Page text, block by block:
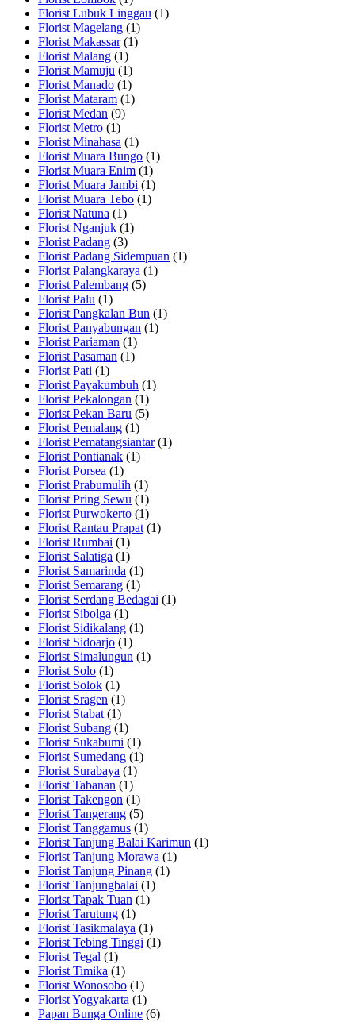
Florist Lubuk Linggau (1)
Florist Magelang (1)
Florist Makassar(1)
Florist Malang (1)
Florist Mamuju (1)
Florist Manado (1)
Florist Mataram (1)
Florist Medan (9)
Florist Metro (1)
Florist Minahasa (1)
Florist Muara Bungo (1)
Florist Muara Enim (1)
Florist Muara Jambi (1)
Florist Muara Tebo (1)
Florist Natuna (1)
Florist Nganjuk (1)
Florist Padang (3)
Florist Padang Sidempuan (1)
Florist Palangkaraya (1)
Florist Palembang (5)
Florist Palu (1)
Florist Pangkalan Bun (1)
Florist Panyabungan (1)
Florist Pariaman (1)
Florist Pasaman (1)
Florist Pati (1)
Florist Payakumbuh (1)
Florist Pekalongan (1)
Florist Pekan Baru (5)
Florist Pemalang (1)
Florist Pematangsiantar(1)
Florist Pontianak (1)
Florist Porsea (1)
Florist Prabumulih (1)
Florist Pring Sewu (1)
Florist Purwokerto (1)
Florist Rantau Prapat (1)
Florist Rumbai (1)
Florist Salatiga (1)
Florist Samarinda (1)
Florist Semarang (1)
Florist Serdang Bedagai (1)
Florist Sibolga (1)
Florist Sidikalang (1)
Florist Sidoarjo (1)
Florist Simalungun (1)
Florist Solo (1)
Florist Solok (1)
Florist Sragen (1)
Florist Stabat (1)
Florist Subang (1)
Florist Sukabumi (1)
Florist Sumedang (1)
Florist Surabaya (1)
Florist Tabanan (1)
Florist Takengon (1)
Florist Tangerang (5)
Florist Tanggamus (1)
Florist Tanjung Balai Karimun (1)
Florist Tanjung Morawa (1)
Florist Tanjung Pinang (1)
Florist Tanjungbalai (1)
Florist Tapak Tuan (1)
Florist Tarutung (1)
Florist Tasikmalaya (1)
Florist Tebing Tinggi (1)
Florist Tegal (1)
Florist Timika (1)
Florist Wonosobo (1)
Florist Yogyakarta (1)
Papan Bunga Online (6)